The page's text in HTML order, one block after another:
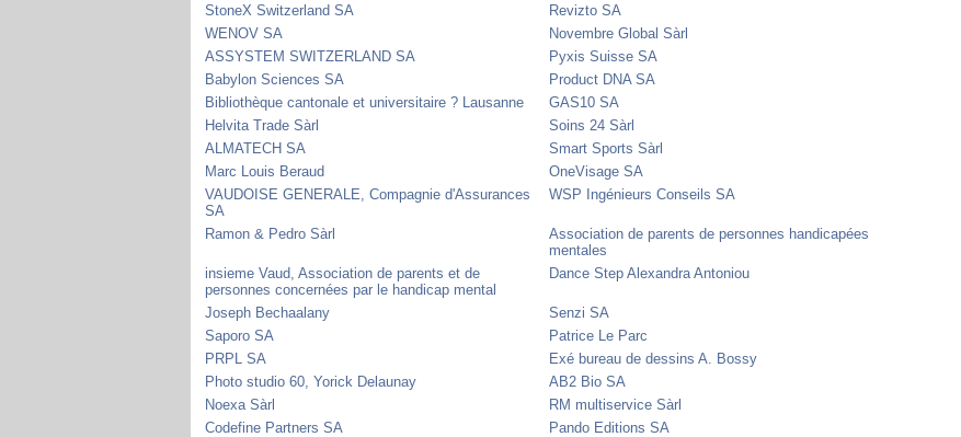
StoneX Switzerland SA
Revizto SA
WENOV SA
Novembre Global Sàrl
ASSYSTEM SWITZERLAND SA
Pyxis Suisse SA
Babylon Sciences SA
Product DNA SA
Bibliothèque cantonale et universitaire ? Lausanne
GAS10 SA
Helvita Trade Sàrl
Soins 24 Sàrl
ALMATECH SA
Smart Sports Sàrl
Marc Louis Beraud
OneVisage SA
VAUDOISE GENERALE, Compagnie d'Assurances
SA
WSP Ingénieurs Conseils SA
Ramon & Pedro Sàrl
Association de parents de personnes handicapées
mentales
insieme Vaud, Association de parents et de
personnes concernées par le handicap mental
Dance Step Alexandra Antoniou
Joseph Bechaalany
Senzi SA
Saporo SA
Patrice Le Parc
PRPL SA
Exé bureau de dessins A. Bossy
Photo studio 60, Yorick Delaunay
AB2 Bio SA
Noexa Sàrl
RM multiservice Sàrl
Codefine Partners SA
Pando Editions SA